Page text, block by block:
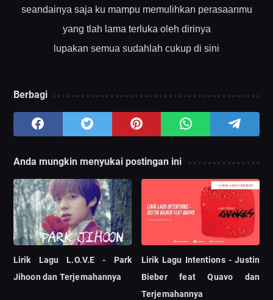
seandainya saja ku mampu memulihkan perasaanmu
yang tlah lama terluka oleh dirinya
lupakan semua sudahlah cukup di sini
Berbagi
Anda mungkin menyukai postingan ini
Lirik Lagu L.O.V.E - Park
Jihoon dan Terjemahannya
Lirik Lagu Intentions - Justin
Bieber feat Quavo dan
Terjemahannya